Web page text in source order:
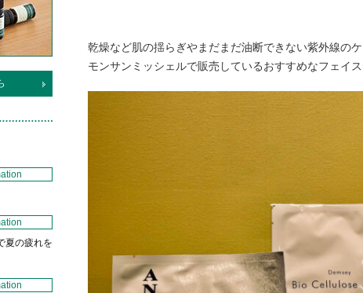
乾燥など肌の揺らぎやまだまだ油断できない紫外線のケ
モンサンミッシェルで販売しているおすすめなフェイ
夏の疲れを